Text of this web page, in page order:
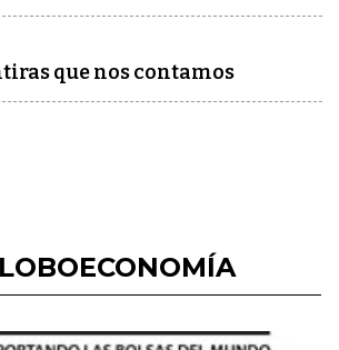
que nos contamos